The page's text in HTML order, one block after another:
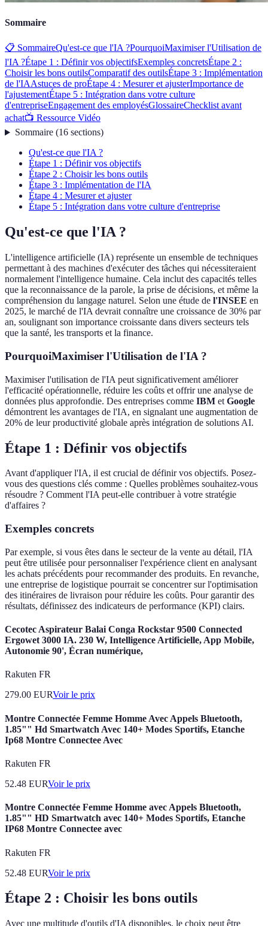
Sommaire
📋 SommaireQu'est-ce que l'IA ?PourquoiMaximiser l'Utilisation de
l'IA ?Étape 1 : Définir vos objectifsExemples concretsÉtape 2 :
Choisir les bons outilsComparatif des outilsÉtape 3 : Implémentation
de l'IAAstuces de proÉtape 4 : Mesurer et ajusterImportance de
l'ajustementÉtape 5 : Intégration dans votre culture
d'entrepriseEngagement des employésGlossaireChecklist avant
achat📺 Ressource Vidéo
Sommaire(16 sections)
Qu'est-ce que l'IA ?
Étape 1 : Définir vos objectifs
Étape 2 : Choisir les bons outils
Étape 3 : Implémentation de l'IA
Étape 4 : Mesurer et ajuster
Étape 5 : Intégration dans votre culture d'entreprise
Qu'est-ce que l'IA ?
L'intelligence artificielle (IA) représente un ensemble de techniques
permettant à des machines d'exécuter des tâches qui nécessiteraient
normalement l'intelligence humaine. Cela inclut des capacités telles
que la reconnaissance de la parole, la prise de décisions, et même la
compréhension du langage naturel. Selon une étude de l'INSEE en
2025, le marché de l'IA devrait connaître une croissance de 30% par
an, soulignant son importance croissante dans divers secteurs tels
que la santé, les transports et la finance.
PourquoiMaximiser l'Utilisation de l'IA ?
Maximiser l'utilisation de l'IA peut significativement améliorer
l'efficacité opérationnelle, réduire les coûts et offrir une analyse de
données plus approfondie. Des entreprises comme IBM et Google
démontrent les avantages de l'IA, en signalant une augmentation de
20% de leur productivité globale après intégration de solutions AI.
Étape 1 : Définir vos objectifs
Avant d'appliquer l'IA, il est crucial de définir vos objectifs. Posez-
vous des questions clés comme : Quelles problèmes souhaitez-vous
résoudre ? Comment l'IA peut-elle contribuer à votre stratégie
d'affaires ?
Exemples concrets
Par exemple, si vous êtes dans le secteur de la vente au détail, l'IA
peut être utilisée pour personnaliser l'expérience client en analysant
les achats précédents pour recommander des produits. En revanche,
une entreprise de logistique pourrait se concentrer sur l'optimisation
des itinéraires de livraison pour réduire les coûts. Pour garantir des
résultats, définissez des indicateurs de performance (KPI) clairs.
Cecotec Aspirateur Balai Conga Rockstar 9500 Connected
Ergowet 3000 IA. 230 W, Intelligence Artificielle, App Mobile,
Autonomie 90', Écran numérique,
Rakuten FR
279.00 EURVoir le prix
Montre Connectée Femme Homme Avec Appels Bluetooth,
1.85"" Hd Smartwatch Avec 140+ Modes Sportifs, Etanche
Ip68 Montre Connectee Avec
Rakuten FR
52.48 EURVoir le prix
Montre Connectée Femme Homme avec Appels Bluetooth,
1.85"" HD Smartwatch avec 140+ Modes Sportifs, Etanche
IP68 Montre Connectee avec
Rakuten FR
52.48 EURVoir le prix
Étape 2 : Choisir les bons outils
Avec une multitude d'outils d'IA disponibles, le choix peut être